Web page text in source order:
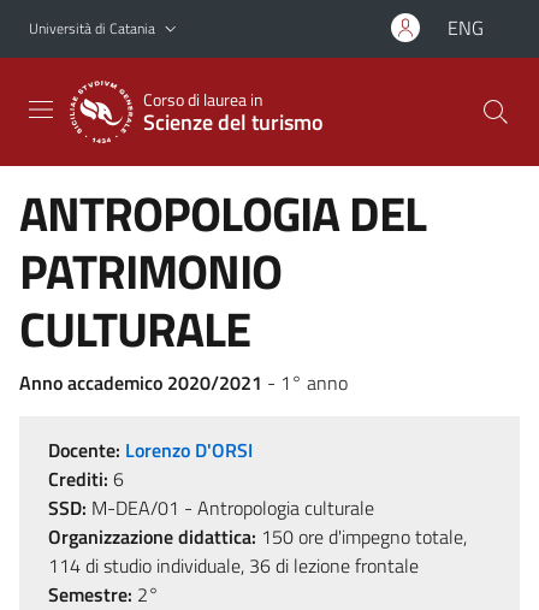
Vai al contenuto principale
Vai al menu di navigazione
Università di Catania ENG
Corso di laurea in
Scienze del turismo
ANTROPOLOGIA DEL
PATRIMONIO
CULTURALE
Anno accademico 2020/2021 - 1° anno
Docente: Lorenzo D'ORSI
Crediti: 6
SSD: M-DEA/01 - Antropologia culturale
Organizzazione didattica: 150 ore d'impegno totale,
114 di studio individuale, 36 di lezione frontale
Semestre: 2°